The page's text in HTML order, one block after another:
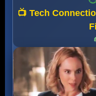
📺 Tech